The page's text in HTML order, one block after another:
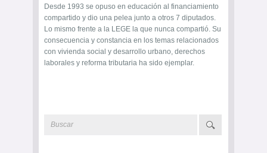
Desde 1993 se opuso en educación al financiamiento
compartido y dio una pelea junto a otros 7 diputados.
Lo mismo frente a la LEGE la que nunca compartió. Su
consecuencia y constancia en los temas relacionados
con vivienda social y desarrollo urbano, derechos
laborales y reforma tributaria ha sido ejemplar.